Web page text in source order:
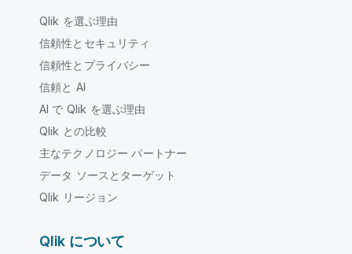
Qlik を選ぶ理由
信頼性とセキュリティ
信頼性とプライバシー
信頼と AI
AI で Qlik を選ぶ理由
Qlik との比較
主なテクノロジー パートナー
データ ソースとターゲット
Qlik リージョン
Qlik について